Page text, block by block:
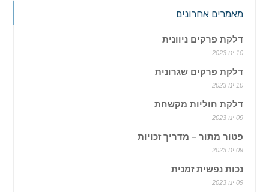
מאמרים אחרונים
דלקת פרקים ניוונית
10 ינו 2023
דלקת פרקים שגרונית
10 ינו 2023
דלקת חוליות מקשחת
09 ינו 2023
פטור מתור – מדריך זכויות
09 ינו 2023
נכות נפשית זמנית
09 ינו 2023